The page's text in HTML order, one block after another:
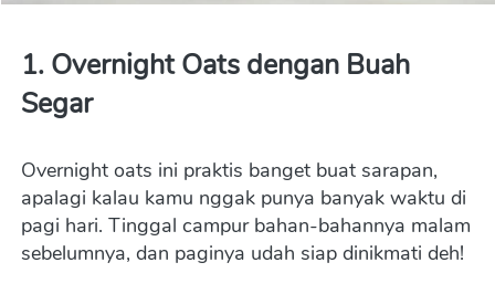
1. Overnight Oats dengan Buah
Segar
Overnight oats ini praktis banget buat sarapan,
apalagi kalau kamu nggak punya banyak waktu di
pagi hari. Tinggal campur bahan-bahannya malam
sebelumnya, dan paginya udah siap dinikmati deh!